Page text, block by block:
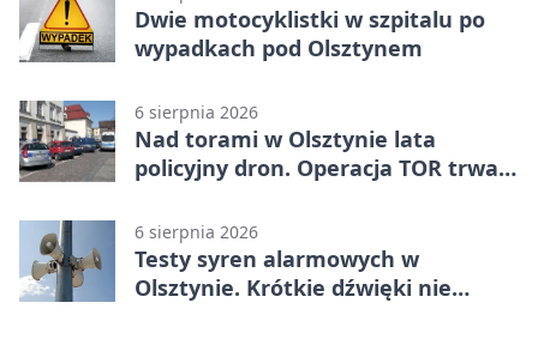
Dwie motocyklistki w szpitalu po
wypadkach pod Olsztynem
6 sierpnia 2026
Nad torami w Olsztynie lata
policyjny dron. Operacja TOR trwa
6 sierpnia 2026
Testy syren alarmowych w
Olsztynie. Krótkie dźwięki nie